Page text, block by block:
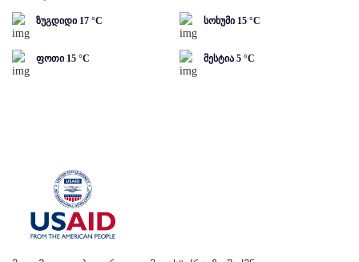
ზუგდიდი 17 °C სოხუმი 15 °C
ფოთი 15 °C მესტია 5 °C